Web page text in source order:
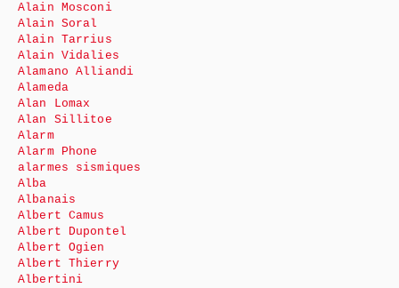
Alain Mosconi
Alain Soral
Alain Tarrius
Alain Vidalies
Alamano Alliandi
Alameda
Alan Lomax
Alan Sillitoe
Alarm
Alarm Phone
alarmes sismiques
Alba
Albanais
Albert Camus
Albert Dupontel
Albert Ogien
Albert Thierry
Albertini